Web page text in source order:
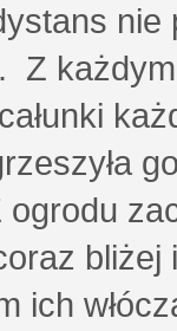
Z
ich